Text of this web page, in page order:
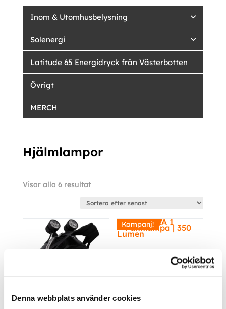
Denna webbplats använder cookies
Inom & Utomhusbelysning
Solenergi
Latitude 65 Energidryck från Västerbotten
Övrigt
MERCH
Hjälmlampor
Visar alla 6 resultatSortera
senaste
moms
Kampanj!
383.20